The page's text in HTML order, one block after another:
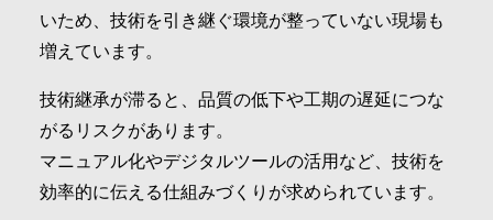
いため、技術を引き継ぐ環境が整っていない現場も
増えています。
技術継承が滞ると、品質の低下や工期の遅延につな
がるリスクがあります。
マニュアル化やデジタルツールの活用など、技術を
効率的に伝える仕組みづくりが求められています。